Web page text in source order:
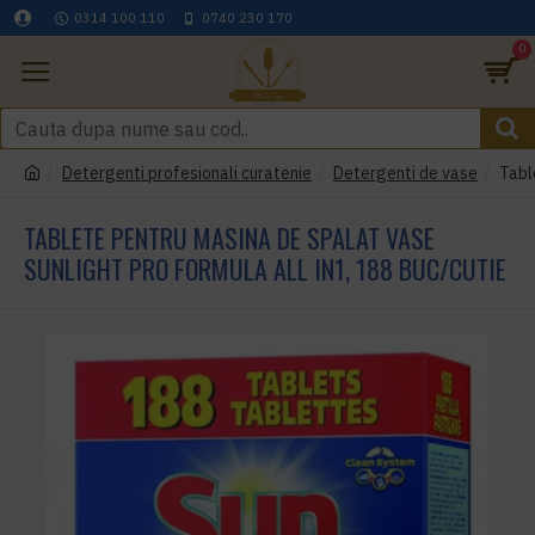
0314 100 110 0740 230 170
0
Detergenti profesionali curatenie Detergenti de vase
TABLETE PENTRU MASINA DE SPALAT VASE
SUNLIGHT PRO FORMULA ALL IN1, 188 BUC/CUTIE